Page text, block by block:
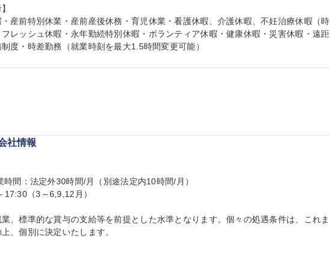
・産前特別休業・産前産後休務・育児休業・看護休暇、介護休暇、不妊治療休暇（時
レッシュ休暇・永年勤続特別休暇・ボランティア休暇・健康休暇・災害休暇・遠距
度・時差勤務（就業時刻を最大1.5時間変更可能）
社情報
間：法定外30時間/月（別途法定内10時間/月）
（3～6,9,12月）
、標準的な賞与の支給等を前提とした水準となります。個々の処遇条件は、これま
、個別に決定いたします。